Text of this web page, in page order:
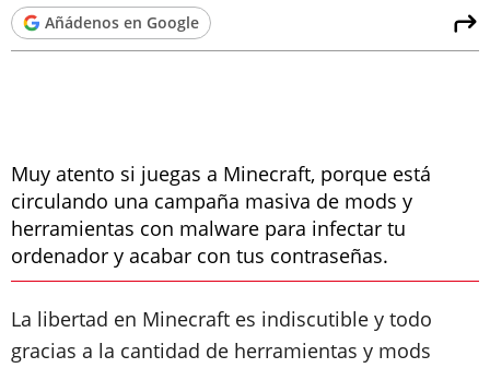
Añádenos en Google
Muy atento si juegas a Minecraft, porque está
circulando una campaña masiva de mods y
herramientas con malware para infectar tu
ordenador y acabar con tus contraseñas.
La libertad en Minecraft es indiscutible y todo
gracias a la cantidad de herramientas y mods